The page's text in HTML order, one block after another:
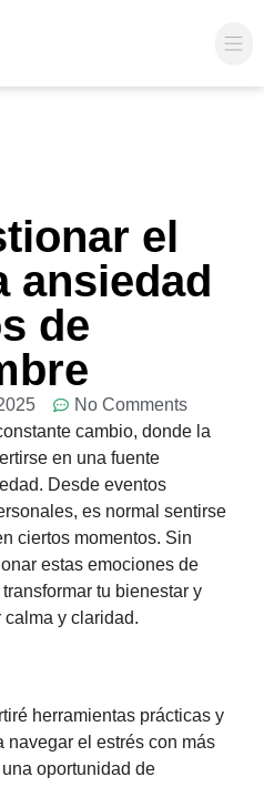
el
ansiedad
de
No Comments
cambio, donde la
en una fuente
Desde eventos
es normal sentirse
ciertos momentos. Sin
estas emociones de
tu bienestar y
y claridad.
herramientas prácticas y
navegar el estrés con más
oportunidad de